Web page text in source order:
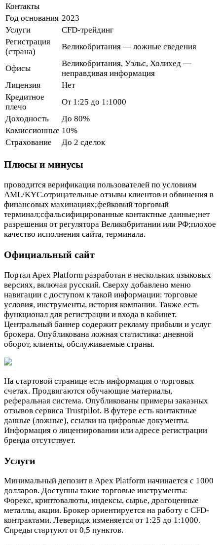
Контакты
Год основания 2023
Услуги
CFD-трейдинг
Регистрация
(страна)
Великобритания — ложные сведения
Офисы
Великобритания, Уэльс, Холихед —
неправдивая информация
Лицензия
Нет
Кредитное
плечо
От 1:25 до 1:1000
Доходность
До 80%
Комиссионные 10%
Страхование
До 2 сделок
Плюсы и минусы
проводится верификация пользователей по условиям
AML/KYC.отрицательные отзывы клиентов и обвинения в
финансовых махинациях;фейковый торговый
терминал;сфальсифицированные контактные данные;нет
разрешения от регулятора Великобритании или РФ;плохое
качество исполнения сайта, терминала.
Официальный сайт
Портал Apex Platform разработан в нескольких языковых
версиях, включая русский. Сверху добавлено меню
навигации с доступом к такой информации: торговые
условия, инструменты, история компании. Также есть
функционал для регистрации и входа в кабинет.
Центральный баннер содержит рекламу прибыли и услуг
брокера. Опубликована ложная статистика: дневной
оборот, клиенты, обслуживаемые страны.
На стартовой странице есть информация о торговых
счетах. Продвигаются обучающие материалы,
реферальная система. Опубликованы примеры заказных
отзывов сервиса Trustpilot. В футере есть контактные
данные (ложные), ссылки на цифровые документы.
Информация о лицензировании или адресе регистрации
бренда отсутствует.
Услуги
Минимальный депозит в Apex Platform начинается с 1000
долларов. Доступны такие торговые инструменты:
Форекс, криптовалюты, индексы, сырье, драгоценные
металлы, акции. Брокер ориентируется на работу с CFD-
контрактами. Леверидж изменяется от 1:25 до 1:1000.
Спреды стартуют от 0,5 пунктов.